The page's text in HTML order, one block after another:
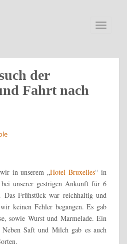
der
Fahrt nach
in unserem „Hotel Bruxelles“ in
unserer gestrigen Ankunft für 6
Das Frühstück war reichhaltig und
keinen Fehler begangen. Es gab
sowie Wurst und Marmelade. Ein
Saft und Milch gab es auch